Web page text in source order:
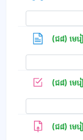
(ជ៨) មេរ
(ជ៨) មេរ
(ជ៨) មេរ